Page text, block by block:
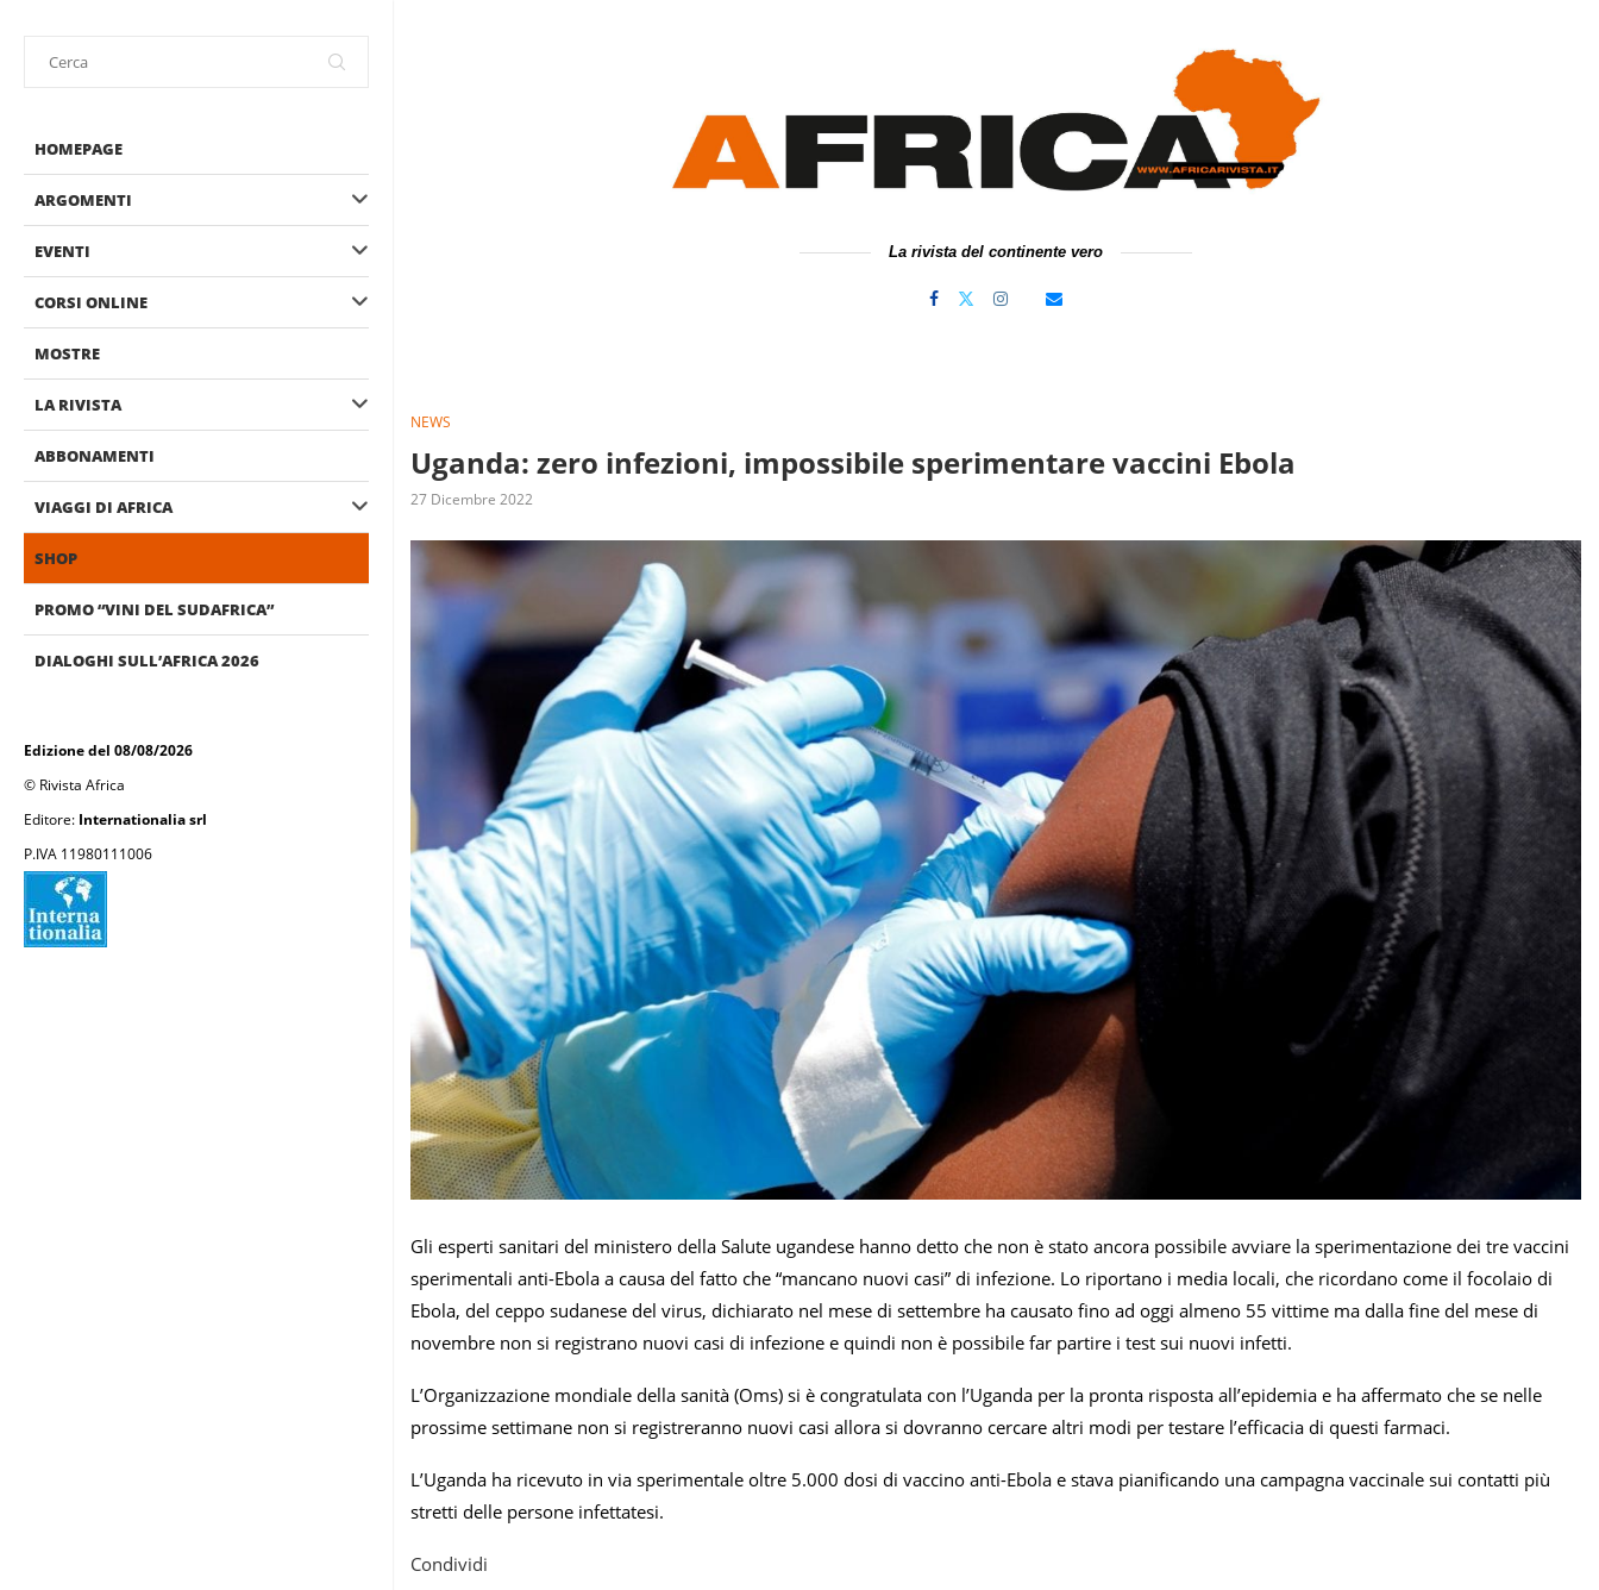
HOMEPAGE
ARGOMENTI
EVENTI
CORSI ONLINE
MOSTRE
LA RIVISTA
ABBONAMENTI
VIAGGI DI AFRICA
SHOP
PROMO “VINI DEL SUDAFRICA”
DIALOGHI SULL’AFRICA 2026
Edizione del 08/08/2026
© Rivista Africa
Editore: Internationalia srl
P.IVA 11980111006
La rivista del continente vero
NEWS
Uganda: zero infezioni, impossibile sperimentare vaccini Ebola
27 Dicembre 2022
Gli esperti sanitari del ministero della Salute ugandese hanno detto che non è stato ancora possibile avviare la sperimentazione dei tre vaccini
sperimentali anti-Ebola a causa del fatto che “mancano nuovi casi” di infezione. Lo riportano i media locali, che ricordano come il focolaio di
Ebola, del ceppo sudanese del virus, dichiarato nel mese di settembre ha causato fino ad oggi almeno 55 vittime ma dalla fine del mese di
novembre non si registrano nuovi casi di infezione e quindi non è possibile far partire i test sui nuovi infetti.
L’Organizzazione mondiale della sanità (Oms) si è congratulata con l’Uganda per la pronta risposta all’epidemia e ha affermato che se nelle
prossime settimane non si registreranno nuovi casi allora si dovranno cercare altri modi per testare l’efficacia di questi farmaci.
L’Uganda ha ricevuto in via sperimentale oltre 5.000 dosi di vaccino anti-Ebola e stava pianificando una campagna vaccinale sui contatti più
stretti delle persone infettatesi.
Condividi